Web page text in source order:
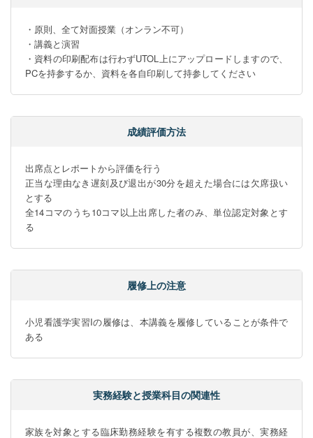
・原則、全て対面授業（オンラン不可）
・講義と演習
・資料の印刷配布は行わずUTOL上にアップロードしますので、
PCを持参するか、資料を各自印刷して持参してください
成績評価方法
出席点とレポートから評価を行う
正当な理由なき遅刻及び退出が30分を超えた場合には欠席扱い
とする
全14コマのうち10コマ以上出席した者のみ、単位認定対象とす
る
履修上の注意
小児看護学実習Iの履修は、本講義を履修していることが条件で
ある
実務経験と授業科目の関連性
家族を対象とする臨床勤務経験を有する複数の教員が、実務経